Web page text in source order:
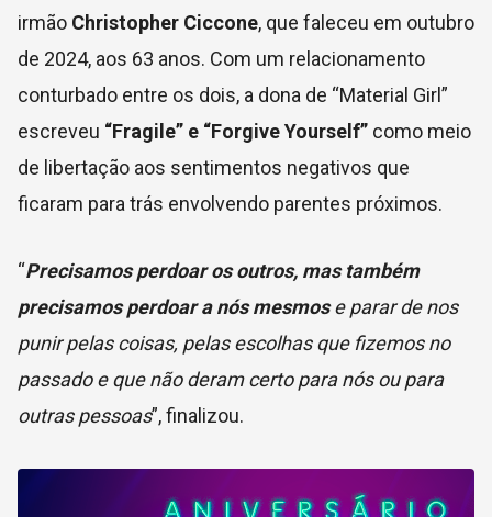
irmão Christopher Ciccone, que faleceu em outubro
de 2024, aos 63 anos. Com um relacionamento
conturbado entre os dois, a dona de “Material Girl”
escreveu “Fragile” e “Forgive Yourself” como meio
de libertação aos sentimentos negativos que
ficaram para trás envolvendo parentes próximos.
“Precisamos perdoar os outros, mas também
precisamos perdoar a nós mesmose parar de nos
punir pelas coisas, pelas escolhas que fizemos no
passado e que não deram certo para nós ou para
outras pessoas”, finalizou.